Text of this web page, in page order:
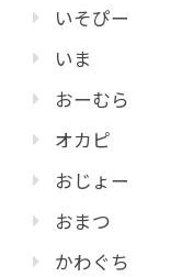
いそぴー
いま
おーむら
オカピ
おじょー
おまつ
かわぐち